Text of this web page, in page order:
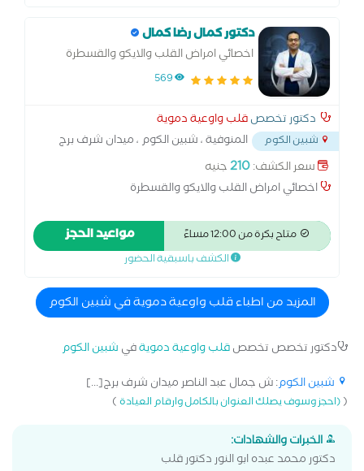
دكتور كمال رضا كمال
اخصائي امراض القلب والايكو والقسطرة
569
دكتور تخصصقلب واوعية دموية
شبين الكوم
المنوفية ، شبين الكوم ، ميدان شرف برج
الكوثر...
سعر الكشف:210جنيه
اخصائي امراض القلب والايكو والقسطرة
متاح بكرة من 12:00 مساءً مواعيد الحجز
الكشف باسبقية الحضور
المزيد من اطباء قلب واوعية دموية في شبين الكوم
دكتور تخصص تخصصقلب واوعية دمويةفي شبين الكوم
شبين الكوم: ش جمال عبد الناصر ميدان شرف برج[...]
((احجز وسوف يصلك العنوان بالكامل وارقام العيادة)
الخبرات والشهادات:
دكتور محمد عبده ابو النور دكتور قلب